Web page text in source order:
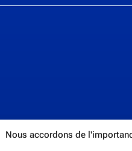
Nous accordons de